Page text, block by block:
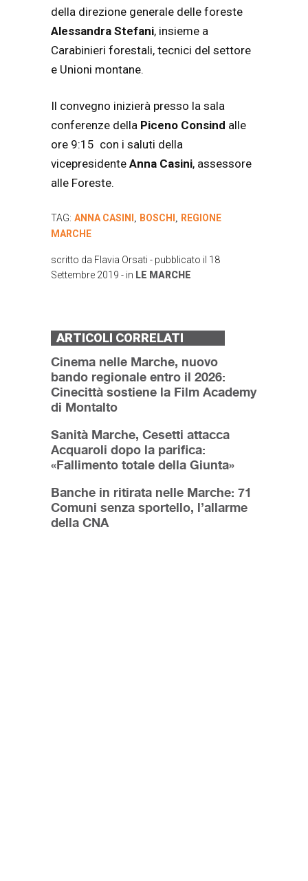
della direzione generale delle foreste
Alessandra Stefani, insieme a
Carabinieri forestali, tecnici del settore
e Unioni montane.
Il convegno inizierà presso la sala
conferenze della Piceno Consind alle
ore 9:15 con i saluti della
vicepresidente Anna Casini, assessore
alle Foreste.
TAG: ANNA CASINI BOSCHI
REGIONE
MARCHE
scritto da Flavia Orsati - pubblicato il 18
Settembre 2019 - in LE MARCHE
ARTICOLI CORRELATI
Cinema nelle Marche, nuovo
bando regionale entro il 2026:
Cinecittà sostiene la Film Academy
di Montalto
Sanità Marche, Cesetti attacca
Acquaroli dopo la parifica:
«Fallimento totale della Giunta»
Banche in ritirata nelle Marche: 71
Comuni senza sportello, l’allarme
della CNA